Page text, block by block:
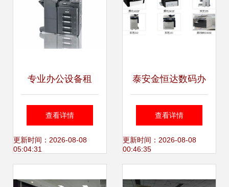
专业办公设备租
赁，助力重庆企业
高效办公
查看详情
更新时间：2026-08-08
05:04:31
泰安金恒达数码办
公设备 办公行业的
智能革新者
查看详情
更新时间：2026-08-08
00:46:35